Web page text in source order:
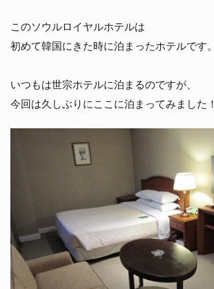
このソウルロイヤルホテルは
初めて韓国にきた時に泊まったホテルです。
いつもは世宗ホテルに泊まるのですが、
今回は久しぶりにここに泊まってみました！